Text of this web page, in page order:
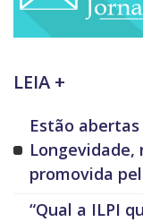
LEIA +
Estão abertas
Longevidade,
promovida
“Qual a ILPI